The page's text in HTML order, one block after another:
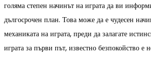
голяма степен начинът на играта да ви
дългосрочен план. Това може да е чудесен
механиката на играта, преди да залагате
играта за първи път, известно безпокойство е